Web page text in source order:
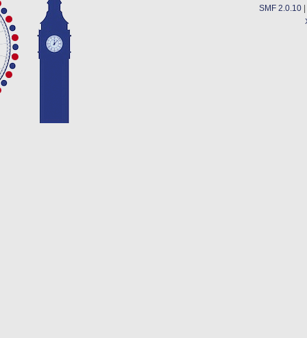
SMF 2.0.10|